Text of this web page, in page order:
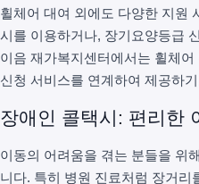
휠체어 대여 외에도 다양한 지원
시를 이용하거나, 장기요양등급
이음 재가복지센터에서는 휠체
신청 서비스를 연계하여 제공하
장애인 콜택시: 편리한
이동의 어려움을 겪는 분들을 위
니다. 특히 병원 진료처럼 장거리